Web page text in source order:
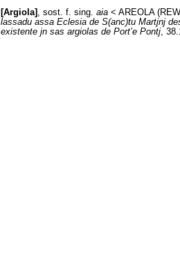
[Argiola]
sost. f. sing. aia < AREOLA
lassadu assa Eclesia de S(anc)tu Martjnj
existente jn sas argiolas de Port’e Pontj ,